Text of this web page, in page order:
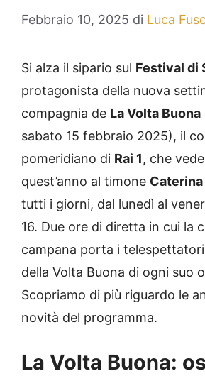
Febbraio 10, 2025 di Luca
Si alza il sipario sul Festival di
protagonista della nuova
compagnia de La Volta Buona
sabato 15 febbraio 2025), il
pomeridiano di Rai 1, che
quest’anno al timone
tutti i giorni, dal lunedì al
16. Due ore di diretta in cui la
campana porta i
della Volta Buona di ogni suo
Scopriamo di più riguardo le
novità del programma.
La Volta Buona: